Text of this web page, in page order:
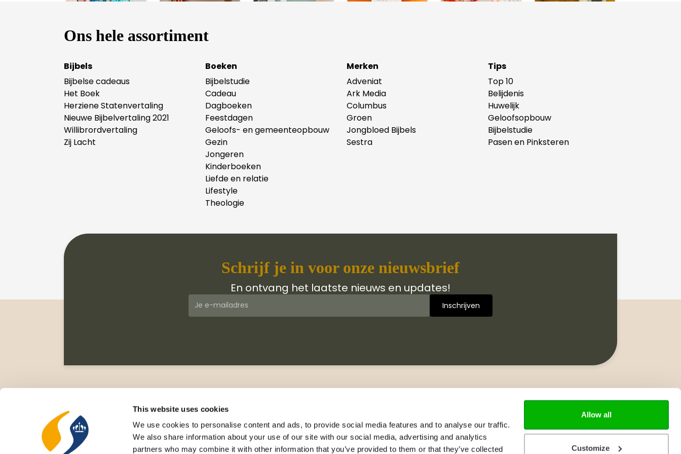
This website uses cookies
We use cookies to personalise content and ads, to provide social media features and to analyse our traffic.
We also share information about your use of our site with our social media, advertising and analytics
partners who may combine it with other information that you’ve provided to them or that they’ve collected
Allow all
Customize
Ons hele assortiment
Bijbels
Bijbelse cadeaus
Het Boek
Herziene Statenvertaling
Nieuwe Bijbelvertaling 2021
Willibrordvertaling
Zij Lacht
Boeken
Bijbelstudie
Cadeau
Dagboeken
Feestdagen
Geloofs- en gemeenteopbouw
Gezin
Jongeren
Kinderboeken
Liefde en relatie
Lifestyle
Theologie
Merken
Adveniat
Ark Media
Columbus
Groen
Jongbloed Bijbels
Sestra
Tips
Top 10
Belijdenis
Huwelijk
Geloofsopbouw
Bijbelstudie
Pasen en Pinksteren
Schrijf je in voor onze nieuwsbrief
En ontvang het laatste nieuws en updates!
Veelgestelde vragen
Leveringsvoorwaarden
Privacy Statement
Retourneren
Wie zijn wij
Geschiedenis
Catalogus
Nieuwsbrieven
Neem contact met ons op
Adresgegevens